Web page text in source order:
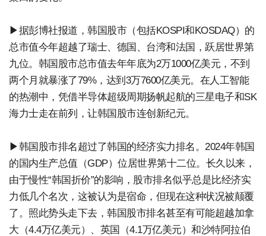
▶据彭博社报道，韩国股市（包括KOSPI和KOSDAQ）的
总市值今年超越了瑞士、德国、台湾和法国，跃居世界第
九位。韩国股市总市值去年年底为2万1000亿美元，不到
两个月就暴涨了79%，达到3万7600亿美元。在人工智能
的热潮中，凭借半导体超级周期扬帆起航的三星电子和SK
海力士走在前列，让韩国股市连创新纪元。
▶韩国股市排名超过了韩国的经济实力排名。2024年韩国
的国内生产总值（GDP）位居世界第十二位。长久以来，
由于慢性“韩国折价”的影响，股市排名似乎总是比经济实
力低几个名次，这被认为是宿命，但现在这种状况被颠覆
了。照此势头走下去，韩国股市排名甚至有可能超越加拿
大（4.4万亿美元）、英国（4.1万亿美元）和沙特阿拉伯